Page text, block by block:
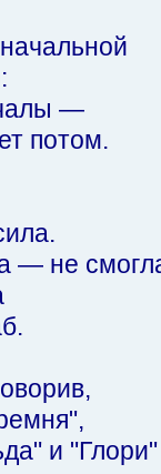
—
потом.
— не
и "Глори"